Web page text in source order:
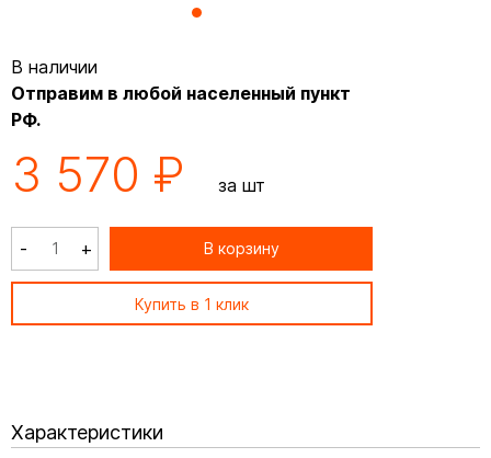
В наличии
Отправим в любой населенный пункт
РФ.
3 570 ₽ за шт
- + В корзину
Купить в 1 клик
Характеристики